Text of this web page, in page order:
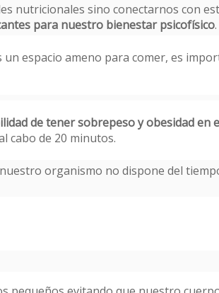
nutricionales sino conectarnos con
para nuestro bienestar psicofísico.
espacio ameno para comer, es
de tener sobrepeso y obesidad en
cabo de 20 minutos.
organismo no dispone del